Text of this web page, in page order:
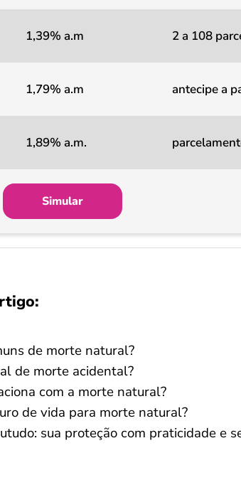
1,39% a.m 2 a 108
1,79% a.m antecipe a
1,89% a.m.
Simular
de morte natural?
de morte acidental?
com a morte natural?
de vida para morte natural?
sua proteção com praticidade e